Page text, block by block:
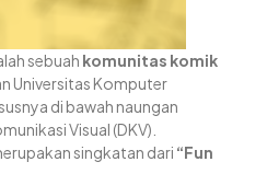
sebuah komunitas komik
Universitas Komputer
di bawah naungan
Visual (DKV).
singkatan dari “Fun